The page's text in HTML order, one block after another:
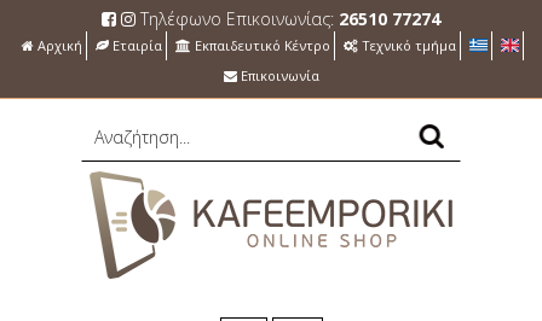
Τηλέφωνο Επικοινωνίας: 26510 77274
Αρχική Εταιρία Εκπαιδευτικό Κέντρο
Τεχνικό τμήμα
Επικοινωνία